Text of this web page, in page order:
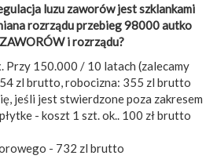
luzu zaworów jest szklankami
rozrządu przebieg 98000 autko
i rozrządu?
Przy 150.000 / 10 latach (zalecamy
zl brutto, robocizna: 355 zl brutto
jeśli jest stwierdzone poza zakresem
- koszt 1 szt. ok.. 100 zł brutto
- 732 zl brutto